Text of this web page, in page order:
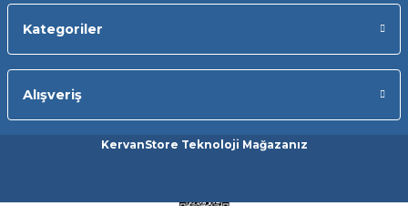
Kategoriler
Alışveriş
KervanStore Teknoloji Mağazanız